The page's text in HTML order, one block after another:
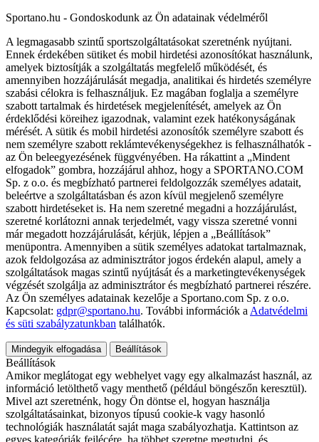
Sportano.hu - Gondoskodunk az Ön adatainak védelméről
A legmagasabb szintű sportszolgáltatásokat szeretnénk nyújtani.
Ennek érdekében sütiket és mobil hirdetési azonosítókat használunk,
amelyek biztosítják a szolgáltatás megfelelő működését, és
amennyiben hozzájárulását megadja, analitikai és hirdetés személyre
szabási célokra is felhasználjuk. Ez magában foglalja a személyre
szabott tartalmak és hirdetések megjelenítését, amelyek az Ön
érdeklődési köreihez igazodnak, valamint ezek hatékonyságának
mérését. A sütik és mobil hirdetési azonosítók személyre szabott és
nem személyre szabott reklámtevékenységekhez is felhasználhatók -
az Ön beleegyezésének függvényében. Ha rákattint a „Mindent
elfogadok” gombra, hozzájárul ahhoz, hogy a SPORTANO.COM
Sp. z o.o. és megbízható partnerei feldolgozzák személyes adatait,
beleértve a szolgáltatásban és azon kívül megjelenő személyre
szabott hirdetéseket is. Ha nem szeretné megadni a hozzájárulást,
szeretné korlátozni annak terjedelmét, vagy vissza szeretné vonni
már megadott hozzájárulását, kérjük, lépjen a „Beállítások”
menüpontra. Amennyiben a sütik személyes adatokat tartalmaznak,
azok feldolgozása az adminisztrátor jogos érdekén alapul, amely a
szolgáltatások magas szintű nyújtását és a marketingtevékenységek
végzését szolgálja az adminisztrátor és megbízható partnerei részére.
Az Ön személyes adatainak kezelője a Sportano.com Sp. z o.o.
Kapcsolat: gdpr@sportano.hu. További információk a Adatvédelmi
és süti szabályzatunkban találhatók.
Mindegyik elfogadása Beállítások
Beállítások
Amikor meglátogat egy webhelyet vagy egy alkalmazást használ, az
információ letölthető vagy menthető (például böngészőn keresztül).
Mivel azt szeretnénk, hogy Ön döntse el, hogyan használja
szolgáltatásainkat, bizonyos típusú cookie-k vagy hasonló
technológiák használatát saját maga szabályozhatja. Kattintson az
egyes kategóriák fejlécére, ha többet szeretne megtudni, és